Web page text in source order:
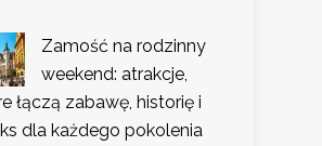
Zamość na rodzinny
weekend: atrakcje,
łączą zabawę, historię i
dla każdego pokolenia